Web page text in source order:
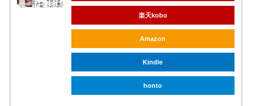
楽天kobo
Amazon
Kindle
honto